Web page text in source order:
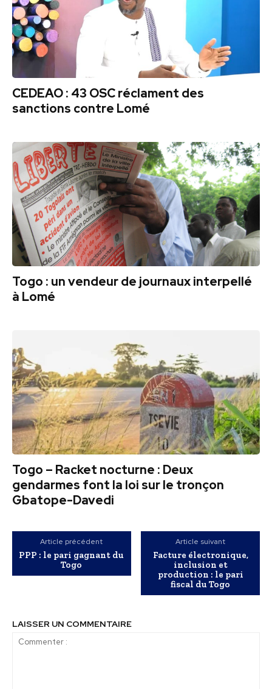
CEDEAO : 43 OSC réclament des
sanctions contre Lomé
Togo : un vendeur de journaux interpellé
à Lomé
Togo – Racket nocturne : Deux
gendarmes font la loi sur le tronçon
Gbatope-Davedi
Article précédent
PPP : le pari gagnant du
Togo
Article suivant
Facture électronique,
inclusion et
production : le pari
fiscal du Togo
LAISSER UN COMMENTAIRE